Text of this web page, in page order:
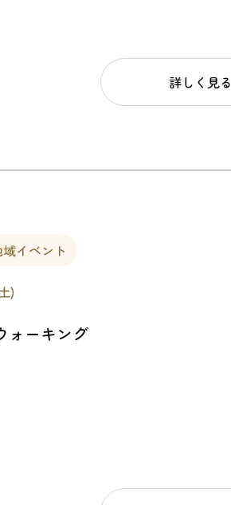
詳しく見る
イベント
)
ォーキング